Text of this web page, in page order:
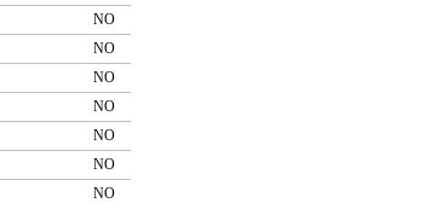
NO
NO
NO
NO
NO
NO
NO